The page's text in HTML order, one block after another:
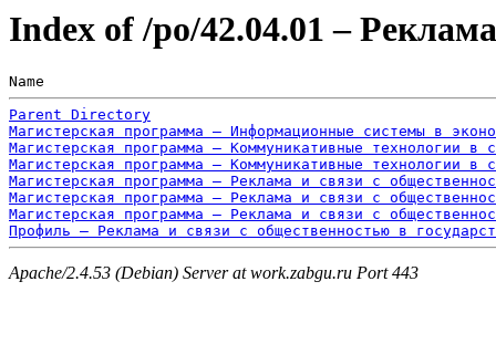
Index of /po/42.04.01 –
Name
Parent Directory
Магистерская программа – Информационные системы в
Магистерская программа – Коммуникативные технологии
Магистерская программа – Коммуникативные технологии
Магистерская программа – Реклама и связи с
Магистерская программа – Реклама и связи с
Магистерская программа – Реклама и связи с
Профиль – Реклама и связи с общественностью в
Apache/2.4.53 (Debian) Server at work.zabgu.ru Port 443